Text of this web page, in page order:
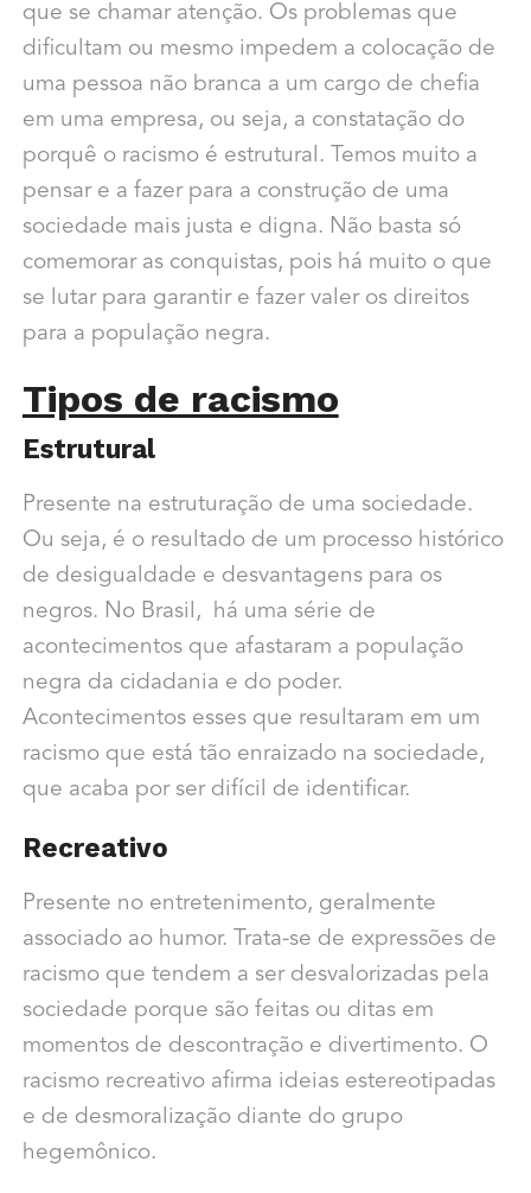
que se chamar atenção. Os problemas que
dificultam ou mesmo impedem a colocação de
uma pessoa não branca a um cargo de chefia
em uma empresa, ou seja, a constatação do
porquê o racismo é estrutural. Temos muito a
pensar e a fazer para a construção de uma
sociedade mais justa e digna. Não basta só
comemorar as conquistas, pois há muito o que
se lutar para garantir e fazer valer os direitos
para a população negra.
Tipos de racismo
Estrutural
Presente na estruturação de uma sociedade.
Ou seja, é o resultado de um processo histórico
de desigualdade e desvantagens para os
negros. No Brasil, há uma série de
acontecimentos que afastaram a população
negra da cidadania e do poder.
Acontecimentos esses que resultaram em um
racismo que está tão enraizado na sociedade,
que acaba por ser difícil de identificar.
Recreativo
Presente no entretenimento, geralmente
associado ao humor. Trata-se de expressões de
racismo que tendem a ser desvalorizadas pela
sociedade porque são feitas ou ditas em
momentos de descontração e divertimento. O
racismo recreativo afirma ideias estereotipadas
e de desmoralização diante do grupo
hegemônico.